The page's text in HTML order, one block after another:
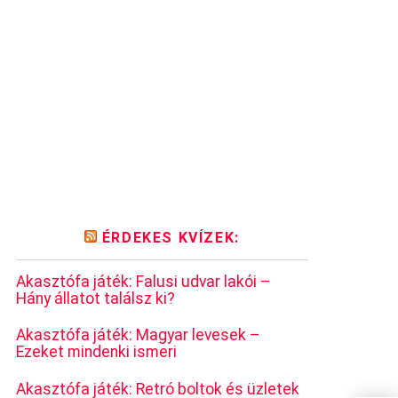
ÉRDEKES KVÍZEK:
Akasztófa játék: Falusi udvar lakói –
Hány állatot találsz ki?
Akasztófa játék: Magyar levesek –
Ezeket mindenki ismeri
Akasztófa játék: Retró boltok és üzletek